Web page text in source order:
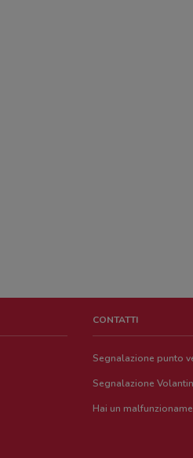
CONTATTI
Segnalazione punto
Segnalazione
Hai un